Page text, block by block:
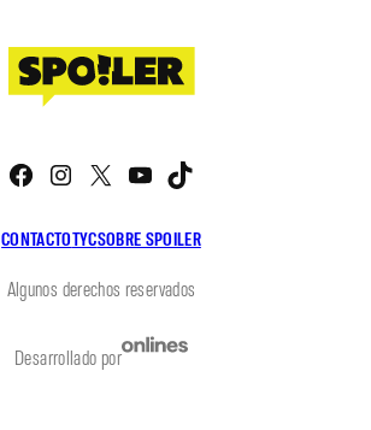
CONTACTOTYCSOBRE SPOILER
Facebook
Instagram
X YouTube
Algunos derechos reservados
Desarrollado por